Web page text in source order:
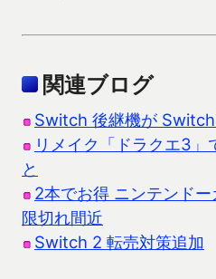
関連ブログ
Switch 後継機が Switch
リメイク「ドラクエ3」
と
2本でお得 ニンテンド
限切れ間近
Switch 2 転売対策追加